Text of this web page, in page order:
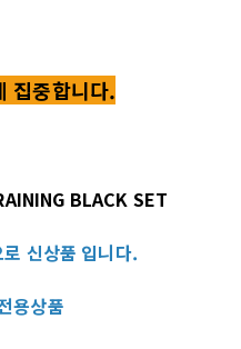
집중합니다.
BLACK SET
신상품 입니다.
용상품